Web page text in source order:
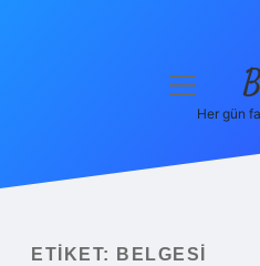
Yasal Uyarı
menüyü
Her gün
ETIKET: BELGESI